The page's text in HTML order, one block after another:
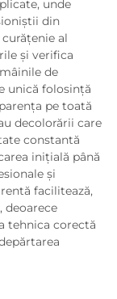
unde
din
al
și verifica
de
unică folosință
pe toată
decolorării care
constantă
inițială până
și
facilitează,
deoarece
tehnica corectă